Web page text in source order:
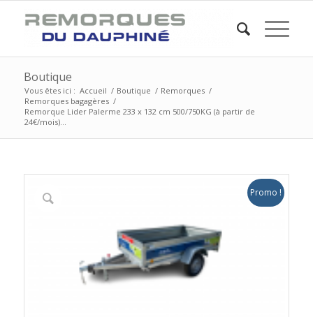
Boutique
Vous êtes ici : Accueil / Boutique / Remorques /
Remorques bagagères /
Remorque Lider Palerme 233 x 132 cm 500/750KG (à partir de
24€/mois)...
Promo !